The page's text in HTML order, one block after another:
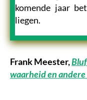
komende jaar
liegen.
Frank Meester,
waarheid en andere